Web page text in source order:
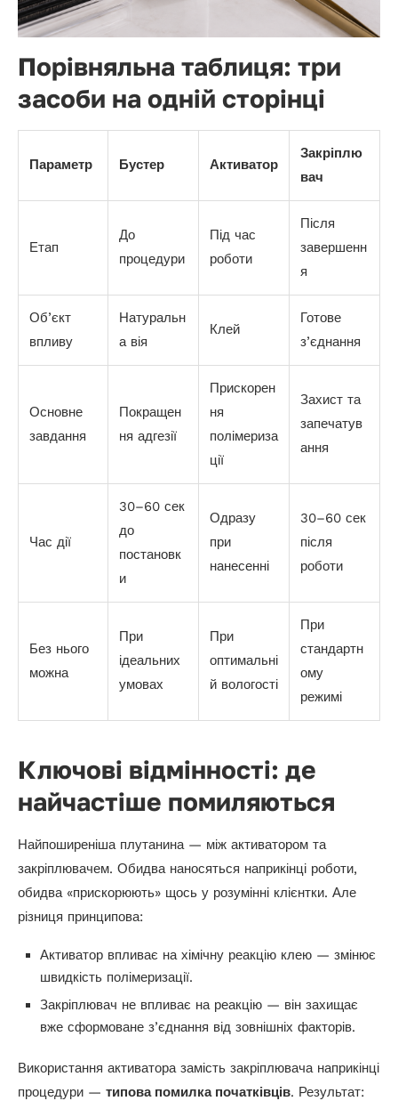
Порівняльна таблиця: три
засоби на одній сторінці
Параметр Бустер Активатор
Закріплю
вач
Етап
До
процедури
Під час
роботи
Після
завершенн
я
Об’єкт
впливу
Натуральн
а вія
Клей
Готове
з’єднання
Основне
завдання
Покращен
ня адгезії
Прискорен
ня
полімериза
ції
Захист та
запечатув
ання
Час дії
30–60 сек
до
постановк
и
Одразу
при
нанесенні
30–60 сек
після
роботи
Без нього
можна
При
ідеальних
умовах
При
оптимальні
й вологості
При
стандартн
ому
режимі
Ключові відмінності: де
найчастіше помиляються
Найпоширеніша плутанина — між активатором та
закріплювачем. Обидва наносяться наприкінці роботи,
обидва «прискорюють» щось у розумінні клієнтки. Але
різниця принципова:
Активатор впливає на хімічну реакцію клею — змінює
швидкість полімеризації.
Закріплювач не впливає на реакцію — він захищає
вже сформоване з’єднання від зовнішніх факторів.
Використання активатора замість закріплювача наприкінці
процедури — типова помилка початківців. Результат: